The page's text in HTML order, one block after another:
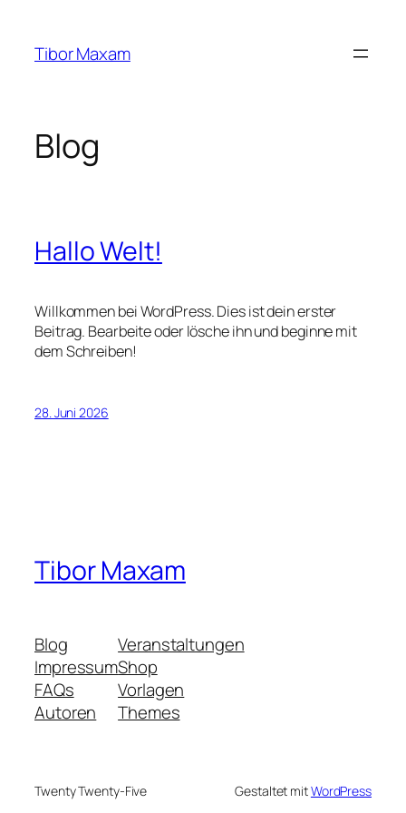
springen
Tibor Maxam
Blog
Hallo Welt!
Willkommen bei WordPress. Dies ist dein erster
Beitrag. Bearbeite oder lösche ihn und beginne mit
dem Schreiben!
28. Juni 2026
Tibor Maxam
Blog
Impressum
FAQs
Autoren
Veranstaltungen
Shop
Vorlagen
Themes
Twenty Twenty-Five Gestaltet mitWordPress